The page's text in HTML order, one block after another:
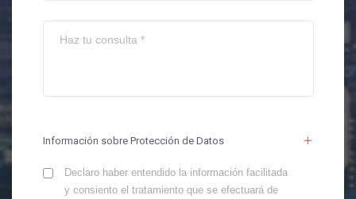
Información sobre Protección de Datos
Declaro haber entendido la información facilitada
y consiento el tratamiento que se efectuará de